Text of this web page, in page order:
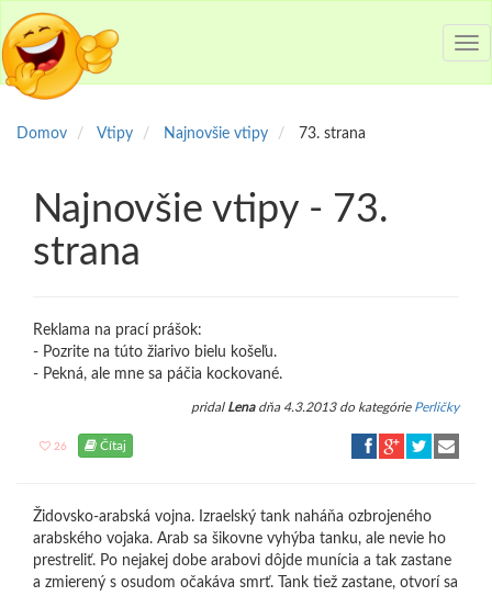
Domov Vtipy Najnovšie vtipy 73. strana
Najnovšie vtipy - 73.
strana
Reklama na prací prášok:
- Pozrite na túto žiarivo bielu košeľu.
- Pekná, ale mne sa páčia kockované.
pridal Lenadňa 4.3.2013 do kategórie Perličky
26 Čítaj
Židovsko-arabská vojna. Izraelský tank naháňa ozbrojeného
arabského vojaka. Arab sa šikovne vyhýba tanku, ale nevie ho
prestreliť. Po nejakej dobe arabovi dôjde munícia a tak zastane
a zmierený s osudom očakáva smrť. Tank tiež zastane, otvorí sa